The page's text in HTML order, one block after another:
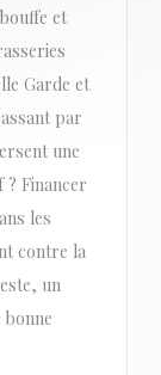
et
Garde et
par
une
? Financer
les
contre la
un